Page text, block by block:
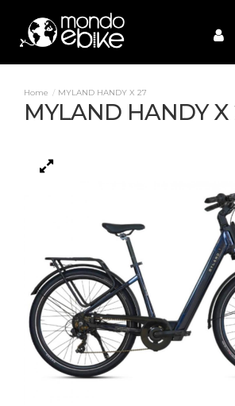
MYLAND HANDY X 27
MYLAND HANDY X